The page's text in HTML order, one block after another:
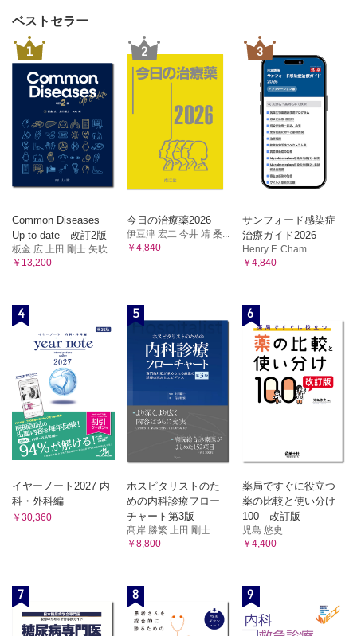
1 複数回検定しても多重性の問題が発生しない？ 2 多重性
を回避することはできる？ 3 いつも多重性を厳密に回避
第7章 生存時間解析
1 生存時間解析とは
1「イベント」という概念 2「打ち切り」という概念 3 ど
のような場合に，生存時間解析を使うか？
2 カプランマイヤー曲線
1 カプランマイヤー曲線とは 2 どこがイベントで，どこが
打ち切り？ 3 カプランマイヤー曲線から，さらに読み取
第8章 回帰分析
1 回帰分析とは
1 回帰分析とは 2 最後の誤差は何者か？ 3 どうやってa
1 共分散分析はどのような解析手法か 2 交絡バイアスを思
い出そう 3 共分散分析の式～どちらの影響なのかを解析
する 4 交絡因子を調整し，比較してみる 5 なぜ結果の
違いが出てくるのか
3 ロジスティック回帰分析
1 ロジスティック回帰分析はどのようなときに使うか？ 2
ロジスティック回帰分析はどのような解析手法か？ 3 結
果の解釈のしかた
4 Cox比例ハザードモデル
Cox比例ハザードモデルの解析手法と結果の解釈
章末問題
2 ピアソンの相関係数とスピアマンの相関係数
1 相関係数はなにを使うか？ 2 線形関係，単調な関係と
は？
ベストセラー
1
Common Diseases
Up to date 改訂2版
板金 広 上田 剛士 矢吹...
￥13,200
2
今日の治療薬2026
伊豆津 宏二 今井 靖 桑...
￥4,840
3
サンフォード感染症
治療ガイド2026
Henry F. Cham...
￥4,840
4
イヤーノート2027 内
科・外科編
￥30,360
5
ホスピタリストのた
めの内科診療フロー
チャート第3版
髙岸 勝繁 上田 剛士
￥8,800
6
薬局ですぐに役立つ
薬の比較と使い分け
100 改訂版
児島 悠史
￥4,400
7 8 9